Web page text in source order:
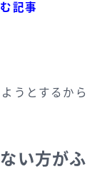
記事
うとするから
い方がふ